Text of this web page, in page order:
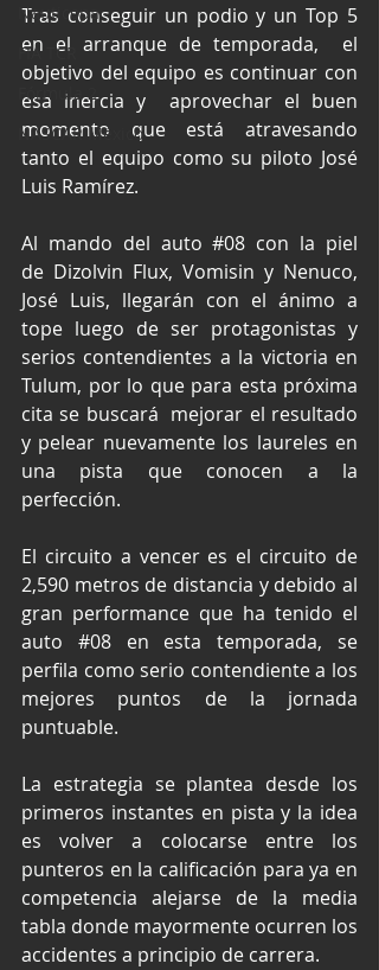
Nauticopa
FIA TCR
Fórmula 2
NASCAR México
Tras conseguir un podio y un Top 5
en el arranque de temporada,  el
objetivo del equipo es continuar con
esa inercia y  aprovechar el buen
momento que está atravesando
tanto el equipo como su piloto José
Luis Ramírez.
Al mando del auto #08 con la piel
de Dizolvin Flux, Vomisin y Nenuco,
José Luis, llegarán con el ánimo a
tope luego de ser protagonistas y
serios contendientes a la victoria en
Tulum, por lo que para esta próxima
cita se buscará  mejorar el resultado
y pelear nuevamente los laureles en
una pista que conocen a la
perfección.
El circuito a vencer es el circuito de
2,590 metros de distancia y debido al
gran performance que ha tenido el
auto #08 en esta temporada, se
perfila como serio contendiente a los
mejores puntos de la jornada
puntuable.
La estrategia se plantea desde los
primeros instantes en pista y la idea
es volver a colocarse entre los
punteros en la calificación para ya en
competencia alejarse de la media
tabla donde mayormente ocurren los
accidentes a principio de carrera.